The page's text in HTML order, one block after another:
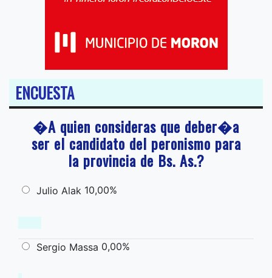
ENCUESTA
�A quien consideras que deber�a
ser el candidato del peronismo para
la provincia de Bs. As.?
Julio Alak 10,00%
Sergio Massa 0,00%